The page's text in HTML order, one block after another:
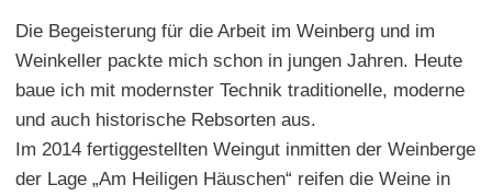
Die Begeisterung für die Arbeit im Weinberg und im
Weinkeller packte mich schon in jungen Jahren. Heute
baue ich mit modernster Technik traditionelle, moderne
und auch historische Rebsorten aus.
Im 2014 fertiggestellten Weingut inmitten der Weinberge
der Lage „Am Heiligen Häuschen“ reifen die Weine in